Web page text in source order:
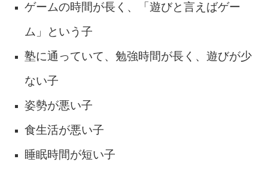
ゲームの時間が長く、「遊びと言えばゲー
ム」という子
塾に通っていて、勉強時間が長く、遊びが少
ない子
姿勢が悪い子
食生活が悪い子
睡眠時間が短い子